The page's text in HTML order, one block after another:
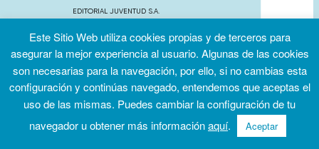
EDITORIAL JUVENTUD S.A.
info@editorialjuventud.es
Condiciones
Política de
privacidad
Política de
Este Sitio Web utiliza cookies propias y de terceros para
asegurar la mejor experiencia al usuario. Algunas de las cookies
son necesarias para la navegación, por ello, si no cambias esta
configuración y continúas navegado, entendemos que aceptas el
uso de las mismas. Puedes cambiar la configuración de tu
navegador u obtener más informaciónaquí. Aceptar